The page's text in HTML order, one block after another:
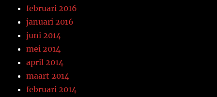
februari 2016
januari 2016
juni 2014
mei 2014
april 2014
maart 2014
februari 2014